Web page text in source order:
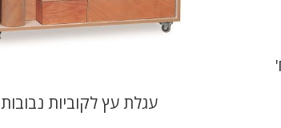
עגלת עץ לקוביות נבובות